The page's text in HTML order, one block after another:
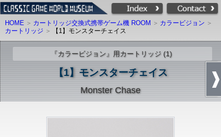
HOME カートリッジ交換式携帯ゲーム機 ROOM
カラービジョン
カートリッジ
【1】モンスターチェイス
『カラービジョン』用カートリッジ (1)
【1】モンスターチェイス
Monster Chase